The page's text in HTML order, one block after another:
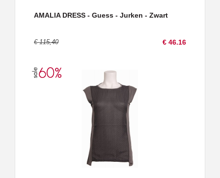
AMALIA DRESS - Guess - Jurken - Zwart
€ 115,40 € 46.16